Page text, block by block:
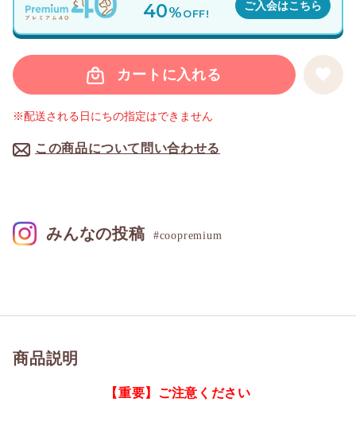
カートに入れる
この商品について問い合わせる
※配送される日にちの指定はできません
40%OFF!
ご入会はこちら
商品説明
【重要】ご注意ください
みんなの投稿 #coopremium